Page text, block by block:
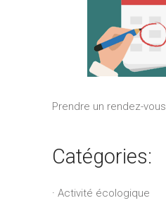
Prendre un rendez-vous
Catégories:
Activité écologique